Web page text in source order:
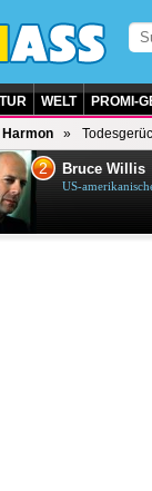
WELT PROMI-
Harmon
2 Bruce Willis
US-